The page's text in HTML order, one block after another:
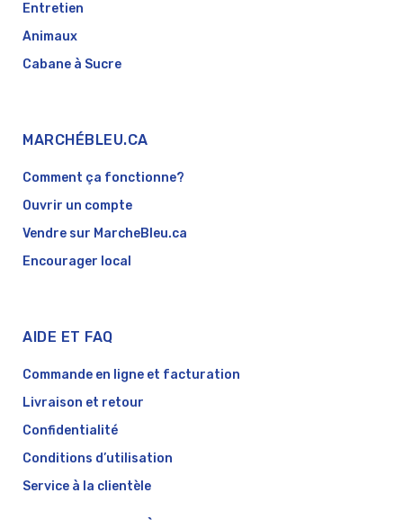
Entretien
Animaux
Cabane à Sucre
MARCHÉBLEU.CA
Comment ça fonctionne?
Ouvrir un compte
Vendre sur MarcheBleu.ca
Encourager local
AIDE ET FAQ
Commande en ligne et facturation
Livraison et retour
Confidentialité
Conditions d’utilisation
Service à la clientèle